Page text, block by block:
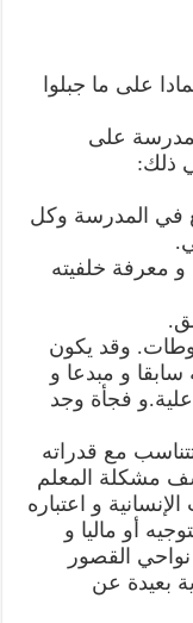
على ما جبلوا
على
ذلك:
في المدرسة وكل
معرفة خلفيته
وقد يكون
سابقا و مبدعا و
فجأة وجد
مع قدراته
مشكلة المعلم
و اعتباره
أو ماليا و
القصور
بعيدة عن